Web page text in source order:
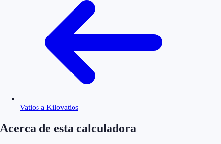
Vatios a Kilovatios
Acerca de esta calculadora